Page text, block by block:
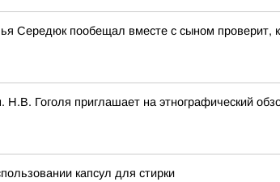
Середюк пообещал вместе с сыном проверит,
Н.В. Гоголя приглашает на этнографический
капсул для стирки